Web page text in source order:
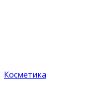
Косметика